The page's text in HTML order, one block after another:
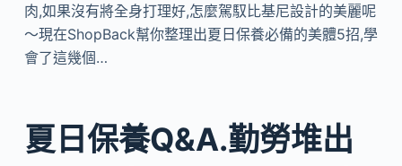
肉,如果沒有將全身打理好,怎麼駕馭比基尼設計的美麗呢
～現在ShopBack幫你整理出夏日保養必備的美體5招,學
會了這幾個…
夏日保養Q&A.勤勞堆出